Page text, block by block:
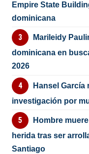
Empire State
dominicana
Marileidy
dominicana en
2026
Hansel García
investigación por
Hombre
herida tras ser
Santiago